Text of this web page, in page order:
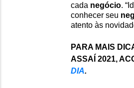
cada negócio.
conhecer seu
atento às
PARA MAIS
ASSAÍ 2021,
DIA.